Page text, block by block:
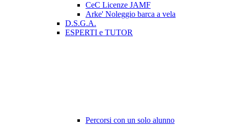
CeC Licenze JAMF
Arke' Noleggio barca a vela
D.S.G.A.
ESPERTI e TUTOR
Percorsi con un solo alunno